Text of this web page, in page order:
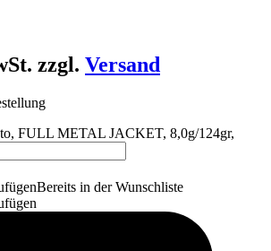
zzgl. Versand
FULL METAL JACKET, 8,0g/124gr,
Bereits in der Wunschliste